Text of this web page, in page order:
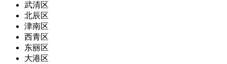
武清区
北辰区
津南区
西青区
东丽区
大港区